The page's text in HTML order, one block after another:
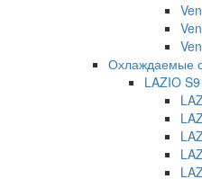
Охлаждаемые
LAZIO